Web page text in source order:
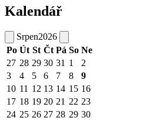
Kalendář
Srpen2026
Po Út St Čt Pá So Ne
27 28 29 30 31 1
2
3
4 5 6 7 8
9
10 11 12 13 14 15 16
17 18 19 20 21 22 23
24 25 26 27 28 29 30